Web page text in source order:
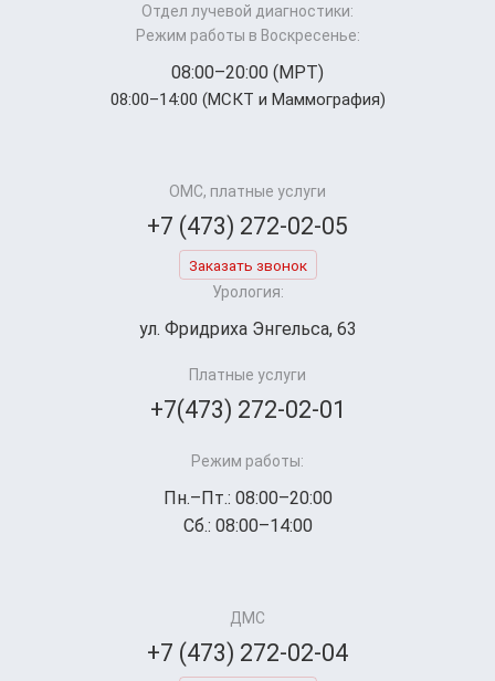
Отдел лучевой диагностики:
Режим работы в Воскресенье:
08:00–20:00 (МРТ)
08:00–14:00 (МСКТ и Маммография)
ОМС, платные услуги
+7 (473) 272-02-05
Заказать звонок
Урология:
ул. Фридриха Энгельса, 63
Платные услуги
+7(473) 272-02-01
Режим работы:
Пн.–Пт.: 08:00–20:00
Сб.: 08:00–14:00
ДМС
+7 (473) 272-02-04